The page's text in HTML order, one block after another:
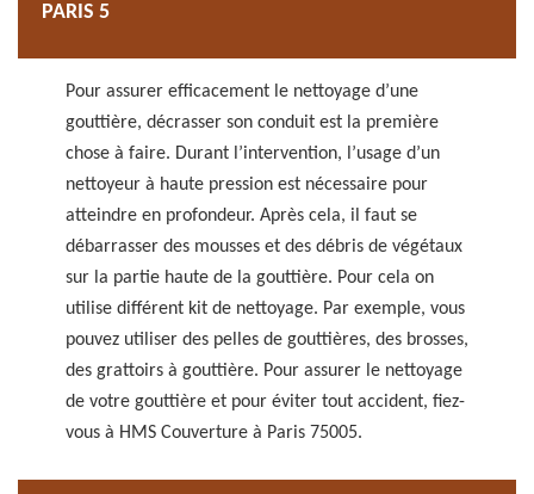
PARIS 5
Pour assurer efficacement le nettoyage d’une
gouttière, décrasser son conduit est la première
chose à faire. Durant l’intervention, l’usage d’un
nettoyeur à haute pression est nécessaire pour
atteindre en profondeur. Après cela, il faut se
débarrasser des mousses et des débris de végétaux
sur la partie haute de la gouttière. Pour cela on
utilise différent kit de nettoyage. Par exemple, vous
pouvez utiliser des pelles de gouttières, des brosses,
des grattoirs à gouttière. Pour assurer le nettoyage
de votre gouttière et pour éviter tout accident, fiez-
vous à HMS Couverture à Paris 75005.